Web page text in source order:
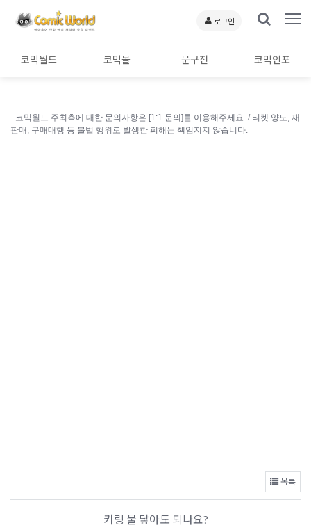
로그인
코믹월드 코믹몰 문구전 코믹인포
- 코믹월드 주최측에 대한 문의사항은 [1:1 문의]를 이용해주세요. / 티켓 양도, 재
판매, 구매대행 등 불법 행위로 발생한 피해는 책임지지 않습니다.
목록
키링 물 닿아도 되나요?